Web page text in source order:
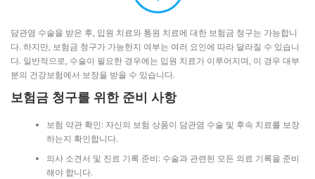
담관염 수술을 받은 후, 입원 치료와 통원 치료에 대한 보험금 청구는 가능합니
다. 하지만, 보험금 청구가 가능한지 여부는 여러 요인에 따라 달라질 수 있습니
다. 일반적으로, 수술이 필요한 경우에는 입원 치료가 이루어지며, 이 경우 대부
분의 건강보험에서 보장을 받을 수 있습니다.
보험금 청구를 위한 준비 사항
보험 약관 확인: 자신의 보험 상품이 담관염 수술 및 후속 치료를 보장
하는지 확인합니다.
의사 소견서 및 진료 기록 준비: 수술과 관련된 모든 의료 기록을 준비
해야 합니다.